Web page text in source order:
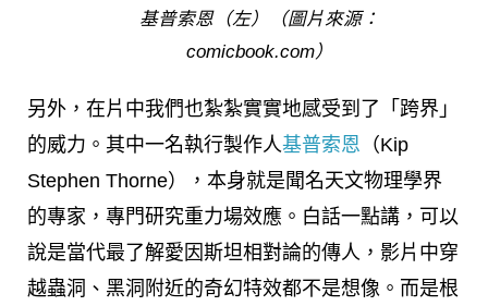
基普索恩（左）（圖片來源：
comicbook.com）
另外，在片中我們也紮紮實實地感受到了「跨界」
的威力。其中一名執行製作人基普索恩 （Kip
Stephen Thorne），本身就是聞名天文物理學界
的專家，專門研究重力場效應。白話一點講，可以
說是當代最了解愛因斯坦相對論的傳人，影片中穿
越蟲洞、黑洞附近的奇幻特效都不是想像。而是根